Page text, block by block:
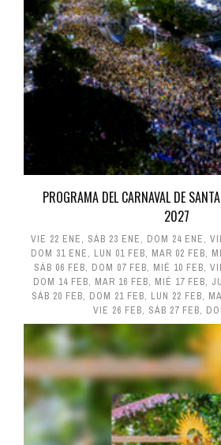
PROGRAMA DEL CARNAVAL DE
2027
VIE 22 ENE, SÁB 23 ENE, DOM 24 ENE,
DOM 31 ENE, LUN 01 FEB, MAR 02 FEB,
SÁB 06 FEB, DOM 07 FEB, MIÉ 10 FEB,
DOM 14 FEB, MAR 16 FEB, MIÉ 17 FEB,
SÁB 20 FEB, DOM 21 FEB, LUN 22 FEB,
VIE 26 FEB, SÁB 27 FEB,